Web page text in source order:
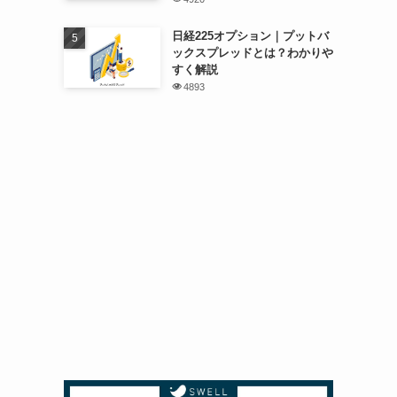
日経225オプション｜プットバ
ックスプレッドとは？わかりや
すく解説
4893